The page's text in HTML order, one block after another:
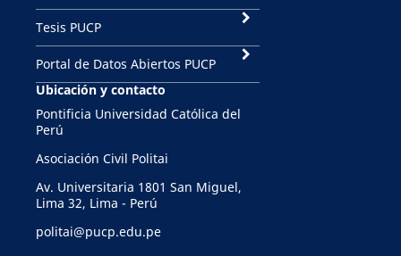
Tesis PUCP
Portal de Datos Abiertos PUCP
Ubicación y contacto
Pontificia Universidad Católica del
Perú
Asociación Civil Politai
Av. Universitaria 1801 San Miguel,
Lima 32, Lima - Perú
politai@pucp.edu.pe